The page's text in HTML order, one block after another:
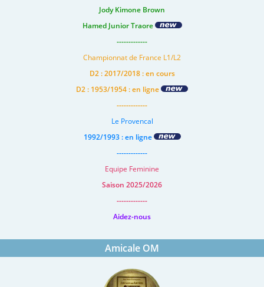
Jody Kimone Brown
Hamed Junior Traore
-------------
Championnat de France L1/L2
D2 : 2017/2018 : en cours
D2 : 1953/1954 : en ligne
-------------
Le Provencal
1992/1993 : en ligne
-------------
Equipe Feminine
Saison 2025/2026
-------------
Aidez-nous
Amicale OM